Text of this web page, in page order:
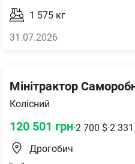
1 575 кг
31.07.2026
Мінітрактор
Колісний
120 501 грн·2 700 $·2 331
Дрогобич